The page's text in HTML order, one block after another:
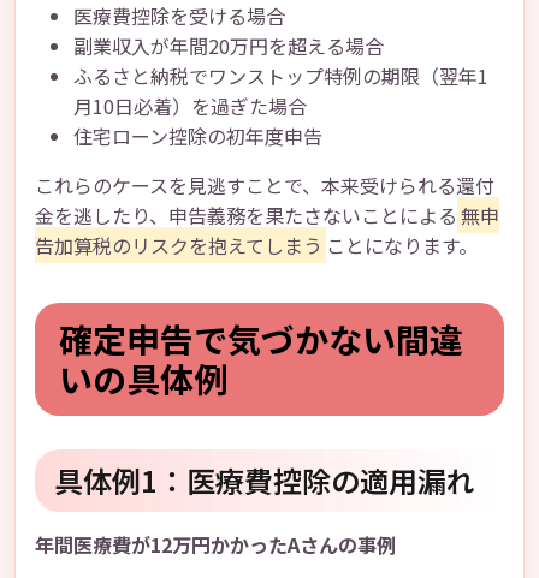
医療費控除を受ける場合
副業収入が年間20万円を超える場合
ふるさと納税でワンストップ特例の期限（翌年1
月10日必着）を過ぎた場合
住宅ローン控除の初年度申告
これらのケースを見逃すことで、本来受けられる還付
金を逃したり、申告義務を果たさないことによる 無申
告加算税のリスクを抱えてしまう ことになります。
確定申告で気づかない間違
いの具体例
具体例1：医療費控除の適用漏れ
年間医療費が12万円かかったAさんの事例